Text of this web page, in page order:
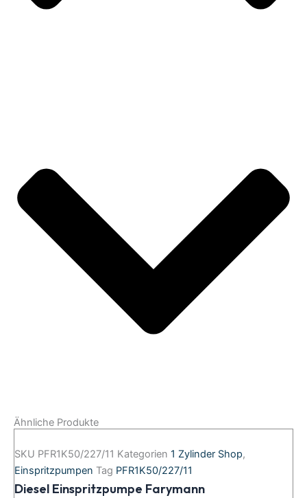
Ähnliche Produkte
SKU PFR1K50/227/11 Kategorien 1 Zylinder Shop,
Einspritzpumpen Tag PFR1K50/227/11
Diesel Einspritzpumpe Farymann